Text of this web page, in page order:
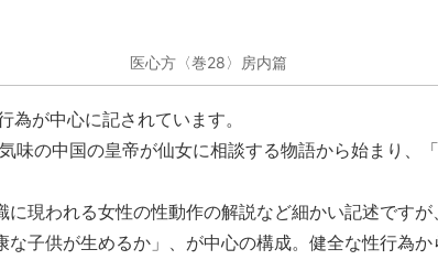
医心方〈巻28〉房内篇
為が中心に記されています。
味の中国の皇帝が仙女に相談する物語から始まり、
現われる女性の性動作の解説など細かい記述ですが
な子供が生めるか」、が中心の構成。健全な性行為